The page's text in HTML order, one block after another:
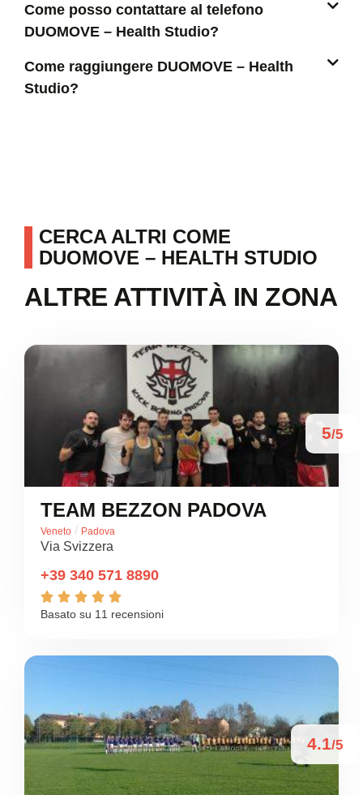
Come posso contattare al telefono
DUOMOVE – Health Studio?
Come raggiungere DUOMOVE – Health
Studio?
CERCA ALTRI COME
DUOMOVE – HEALTH STUDIO
ALTRE ATTIVITÀ IN ZONA
5/5
TEAM BEZZON PADOVA
Veneto / Padova
Via Svizzera
+39 340 571 8890
    
Basato su 11 recensioni
4.1/5